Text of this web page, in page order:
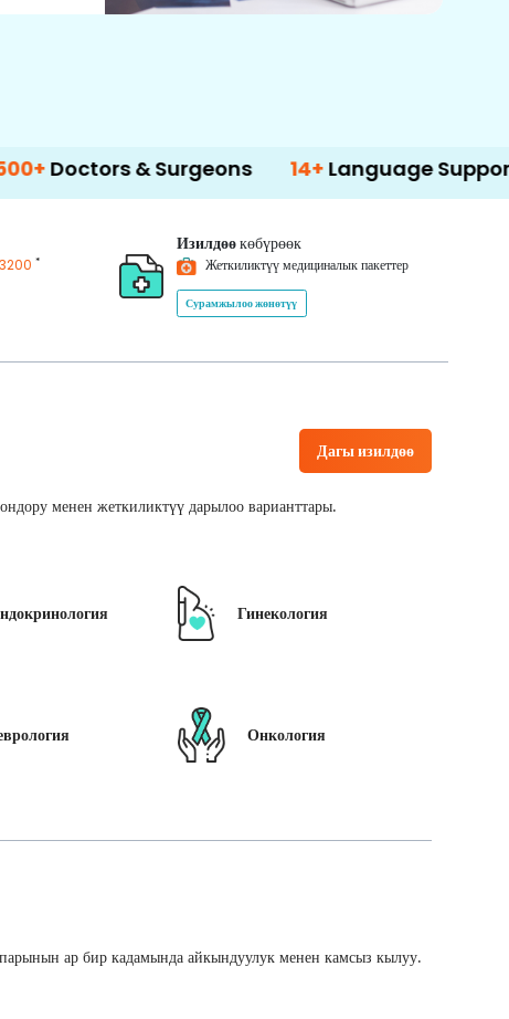
& Surgeons 14+Language Support
*
Изилдөөкөбүрөөк
Жеткиликтүү медициналык пакеттер
Сурамжылоо жөнөтүү
Дагы изилдөө
менен жеткиликтүү дарылоо варианттары.
Гинекология
Онкология
ар бир кадамында айкындуулук менен камсыз кылуу.